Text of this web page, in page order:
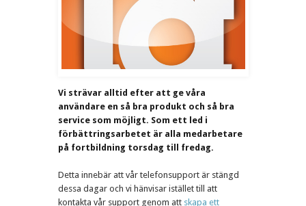
Vi strävar alltid efter att ge våra
användare en så bra produkt och så bra
service som möjligt. Som ett led i
förbättringsarbetet är alla medarbetare
på fortbildning torsdag till fredag.
Detta innebär att vår telefonsupport är stängd
dessa dagar och vi hänvisar istället till att
kontakta vår support genom att skapa ett